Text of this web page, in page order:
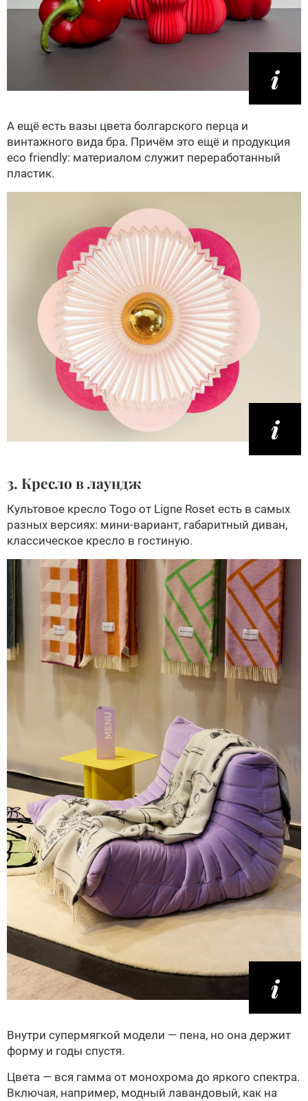
А ещё есть вазы цвета болгарского перца и
винтажного вида бра. Причём это ещё и продукция
eco friendly: материалом служит переработанный
пластик.
3. Кресло в лаундж
Культовое кресло Togo от Ligne Roset есть в самых
разных версиях: мини-вариант, габаритный диван,
классическое кресло в гостиную.
Внутри супермягкой модели — пена, но она держит
форму и годы спустя.
Цвета — вся гамма от монохрома до яркого спектра.
Включая, например, модный лавандовый, как на